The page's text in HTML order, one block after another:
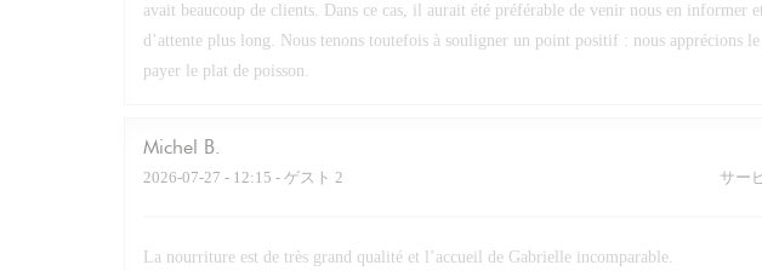
avait beaucoup de clients. Dans ce cas, il aurait été préférable de venir nous en informer
d’attente plus long. Nous tenons toutefois à souligner un point positif : nous apprécions
payer le plat de poisson.
Michel B
2026-07-27 - 12:15 - ゲスト 2 サー
La nourriture est de très grand qualité et l’accueil de Gabrielle incomparable.